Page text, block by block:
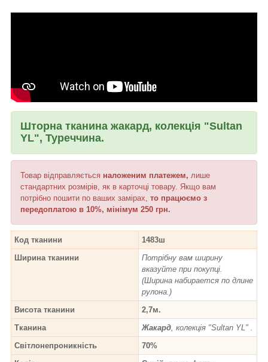
Шторна тканина жакард, колекція "Sultan
YL", Туреччина.
Товар відправляється наложеним платежем, лише
стандартних розмірів, як в карточці товару. Якщо вам
потрібно пошити по ваших замірах, то працюємо з
передоплатою в 10%, мінімум 250 грн.
Код тканини
1483ш
Ширина тканини
Потрібну вам ширину
вказуйте при покупці.
(Ширина набирается по длине
рулона.)
Висота тканини
2,7м.
Тканина
Жакард , колекція "Sultan YL" .
Світлонепроникність
70%